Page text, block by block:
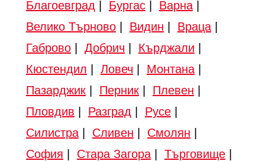
Благоевград Бургас| Варна|
Велико Търново| Видин Враца|
Габрово| Добрич Кърджали
Кюстендил
Ловеч Монтана|
Пазарджик| Перник| Плевен
Пловдив
Разград Русе|
Силистра| Сливен Смолян
София
Стара Загора| Търговище|